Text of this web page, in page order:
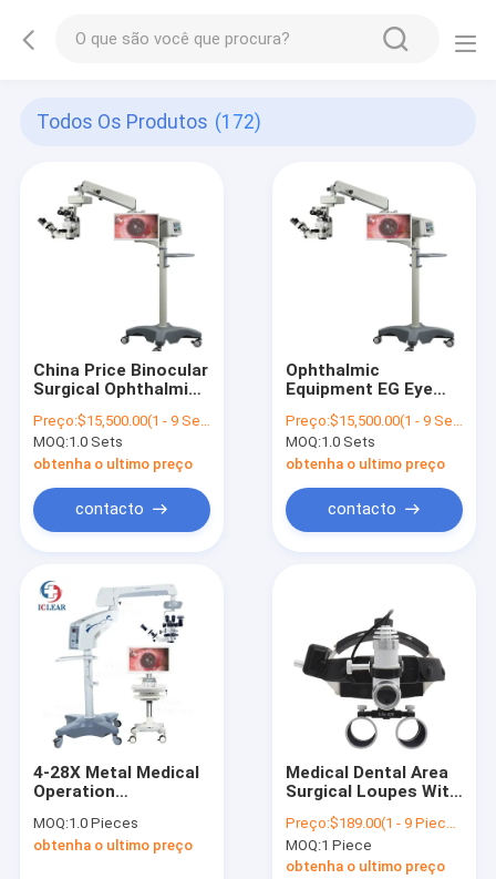
Todos Os Produtos (172)
China Price Binocular
Surgical Ophthalmic
Microscope EG. -
200L
Preço:$15,500.00(1 - 9 Sets) $14,000.00(>=10 Sets)
MOQ:1.0 Sets
obtenha o ultimo preço
contacto
Ophthalmic
Equipment EG Eye
- 200L
Preço:$15,500.00(1 - 9 Sets) $14,000.00(>=10 Sets)
MOQ:1.0 Sets
obtenha o ultimo preço
contacto
4-28X Metal Medical
Operation
Microscope for
Anterior and
MOQ:1.0 Pieces
obtenha o ultimo preço
Medical Dental Area
Surgical Loupes With
Hospital ENT Use
Preço:$189.00(1 - 9 Pieces) $169.00(10 - 19 Pieces) $149.00(>=20 Pieces)
MOQ:1 Piece
obtenha o ultimo preço